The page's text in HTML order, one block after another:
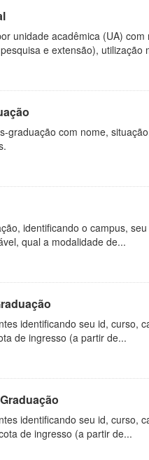
unidade acadêmica (UA)
e extensão), utilização
graduação com nome,
identificando o campus,
qual a modalidade de...
identificando seu id, curso,
de ingresso (a partir de...
identificando seu id, curso,
de ingresso (a partir de...